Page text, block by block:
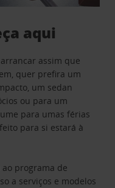
aqui
assim que
quer prefira um
um sedan
ou para um
para umas férias
para si estará à
programa de
a serviços e modelos